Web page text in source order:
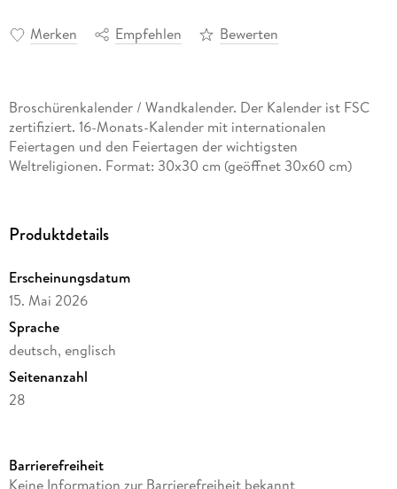
Merken Empfehlen Bewerten
Broschürenkalender / Wandkalender. Der Kalender ist FSC
zertifiziert. 16-Monats-Kalender mit internationalen
Feiertagen und den Feiertagen der wichtigsten
Weltreligionen. Format: 30x30 cm (geöffnet 30x60 cm)
Produktdetails
Erscheinungsdatum
15. Mai 2026
Sprache
deutsch, englisch
Seitenanzahl
28
Verlag/Hersteller
Barrierefreiheit
Keine Information zur Barrierefreiheit bekannt